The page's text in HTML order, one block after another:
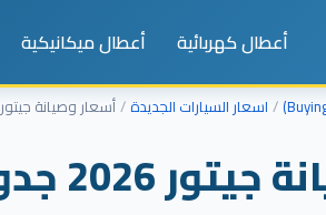
أعطال كهربائية أعطال ميكانيكية
اسعار السيارات الجديدة أسعار وصيانة جيتور 2026 جدول الصيانة، بدائل قطع الغيار، ودليل الشراء
قطع الغيار، ودليل الشراء